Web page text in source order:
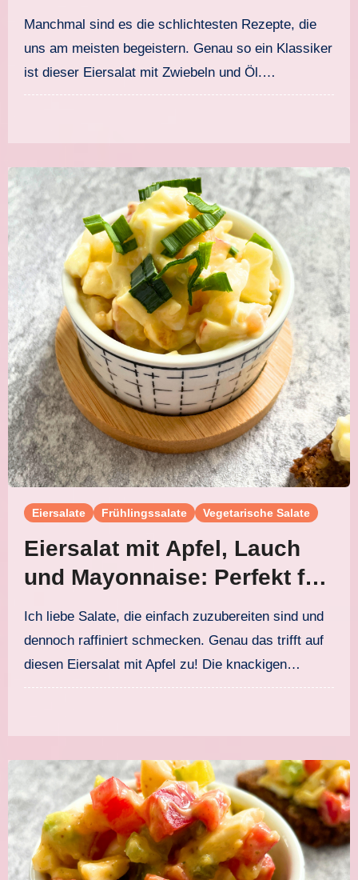
schnell gemacht
Manchmal sind es die schlichtesten Rezepte, die
uns am meisten begeistern. Genau so ein Klassiker
ist dieser Eiersalat mit Zwiebeln und Öl.…
Eiersalate Frühlingssalate Vegetarische Salate
Eiersalat mit Apfel, Lauch
und Mayonnaise: Perfekt für
Brot, Brunch und Meal-Prep
dennoch raffiniert schmecken. Genau das trifft auf
diesen Eiersalat mit Apfel zu! Die knackigen…